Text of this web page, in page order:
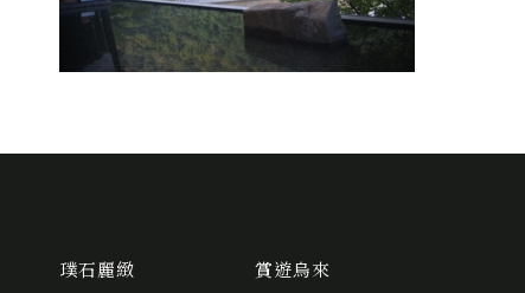
璞石麗緻
賞遊烏來